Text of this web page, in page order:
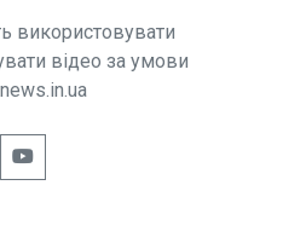
використовувати
відео за умови